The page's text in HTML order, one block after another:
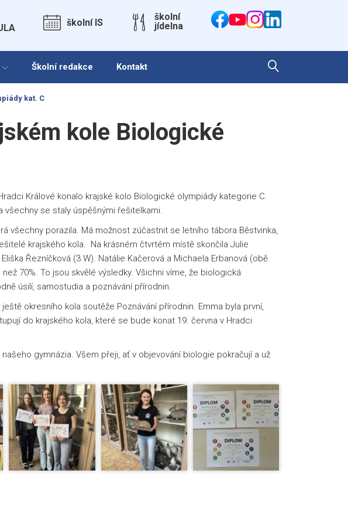
školní IS
školní
jídelna
Školní redakce Kontakt
kat. C
kole Biologické
Králové konalo krajské kolo Biologické olympiády kategorie C.
se staly úspěšnými řešitelkami.
všechny porazila. Má možnost zúčastnit se letního tábora Běstvinka,
krajského kola. Na krásném čtvrtém místě skončila Julie
Řezníčková (3.W). Natálie Kačerová a Michaela Erbanová (obě
70%. To jsou skvělé výsledky. Všichni víme, že biologická
úsilí, samostudia a poznávání přírodnin.
okresního kola soutěže Poznávání přírodnin. Emma byla první,
do krajského kola, které se bude konat 19. června v Hradci
gymnázia. Všem přeji, ať v objevování biologie pokračují a už